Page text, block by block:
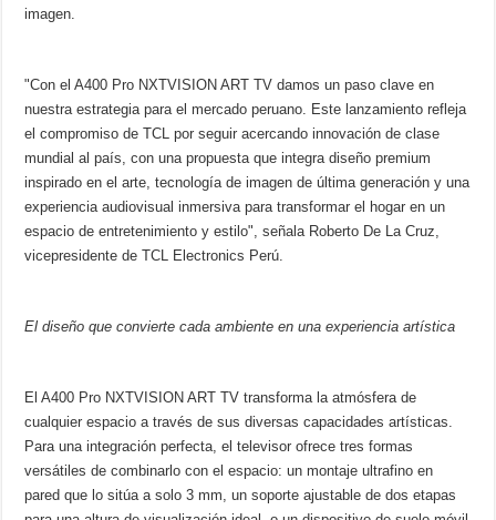
imagen.
"Con el A400 Pro NXTVISION ART TV damos un paso clave en
nuestra estrategia para el mercado peruano. Este lanzamiento refleja
el compromiso de TCL por seguir acercando innovación de clase
mundial al país, con una propuesta que integra diseño premium
inspirado en el arte, tecnología de imagen de última generación y una
experiencia audiovisual inmersiva para transformar el hogar en un
espacio de entretenimiento y estilo", señala Roberto De La Cruz,
vicepresidente de TCL Electronics Perú.
El diseño que convierte cada ambiente en una experiencia artística
El A400 Pro NXTVISION ART TV transforma la atmósfera de
cualquier espacio a través de sus diversas capacidades artísticas.
Para una integración perfecta, el televisor ofrece tres formas
versátiles de combinarlo con el espacio: un montaje ultrafino en
pared que lo sitúa a solo 3 mm, un soporte ajustable de dos etapas